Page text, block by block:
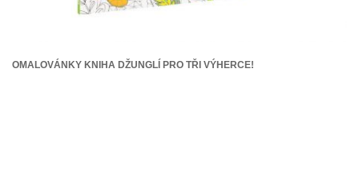
OMALOVÁNKY KNIHA DŽUNGLÍ PRO TŘI VÝHERCE!